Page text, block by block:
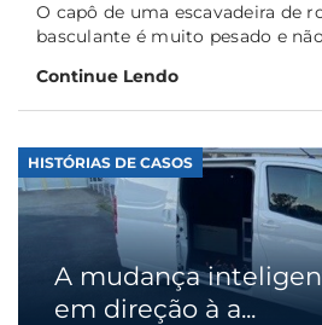
O capô de uma escavadeira de
basculante é muito pesado e
Continue Lendo
HISTÓRIAS DE CASOS
A mudança
em direção à a...